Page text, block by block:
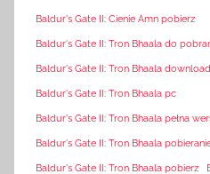
Baldur's Gate II: Cienie Amn pobierz
Baldur's Gate II: Tron Bhaala do
Baldur's Gate II: Tron Bhaala download
Baldur's Gate II: Tron Bhaala pc
Baldur's Gate II: Tron Bhaala pełna
Baldur's Gate II: Tron Bhaala
Baldur's Gate II: Tron Bhaala pobierz